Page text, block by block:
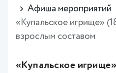
Афиша мероприятий
«Купальское игрище»
взрослым составом
«Купальское